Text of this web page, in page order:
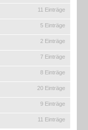
11 Einträge
5 Einträge
2 Einträge
7 Einträge
8 Einträge
20 Einträge
9 Einträge
11 Einträge